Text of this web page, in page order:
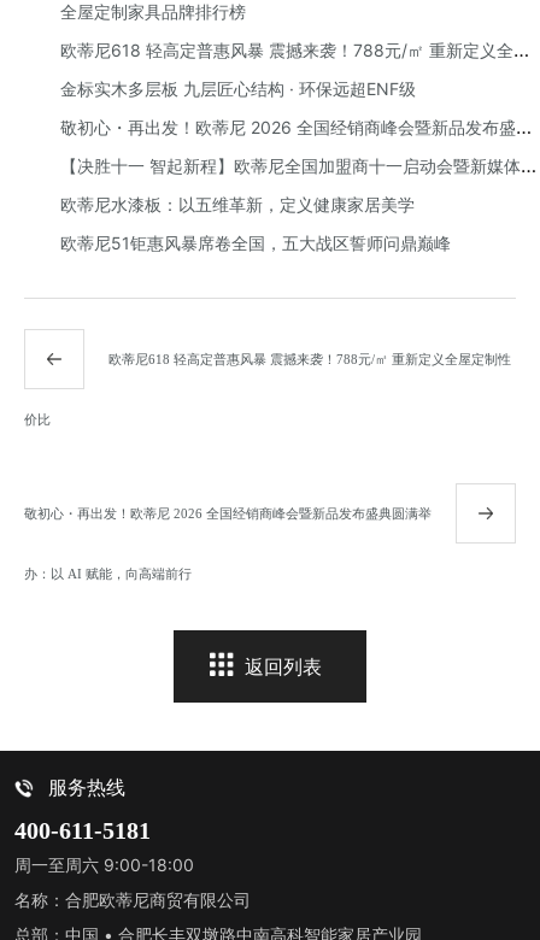
全屋定制家具品牌排行榜
欧蒂尼618 轻高定普惠风暴 震撼来袭！788元/㎡ 重新定义全屋
定制性价比
金标实木多层板 九层匠心结构 · 环保远超ENF级
敬初心・再出发！欧蒂尼 2026 全国经销商峰会暨新品发布盛典
圆满举办：以 AI 赋能，向高端前行
【决胜十一 智起新程】欧蒂尼全国加盟商十一启动会暨新媒体赋
能培训会圆满举办
欧蒂尼水漆板：以五维革新，定义健康家居美学
欧蒂尼51钜惠风暴席卷全国，五大战区誓师问鼎巅峰
欧蒂尼618 轻高定普惠风暴 震撼来袭！788元/㎡ 重新定义全屋定制性
价比
敬初心・再出发！欧蒂尼 2026 全国经销商峰会暨新品发布盛典圆满举
办：以 AI 赋能，向高端前行
返回列表
服务热线
400-611-5181
周一至周六 9:00-18:00
名称：合肥欧蒂尼商贸有限公司
总部：中国 • 合肥长丰双墩路中南高科智能家居产业园